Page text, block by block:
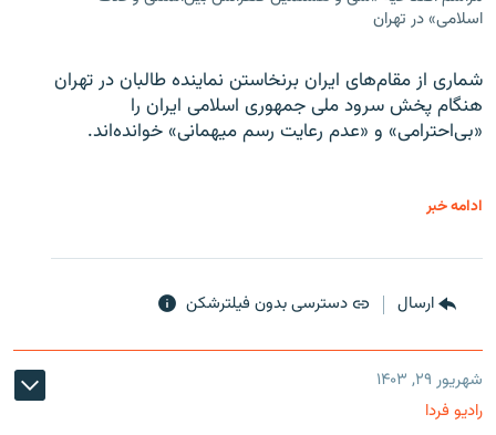
اسلامی» در تهران
شماری از مقام‌های ایران برنخاستن نماینده طالبان در تهران
هنگام پخش سرود ملی جمهوری اسلامی ایران را
«بی‌احترامی» و «عدم رعایت رسم میهمانی» خوانده‌اند.
ادامه خبر
ارسال دسترسی بدون فیلترشکن
شهریور ۲۹, ۱۴۰۳
رادیو فردا